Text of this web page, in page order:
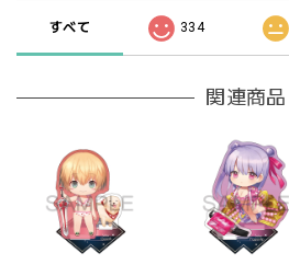
すべて 334
関連商品